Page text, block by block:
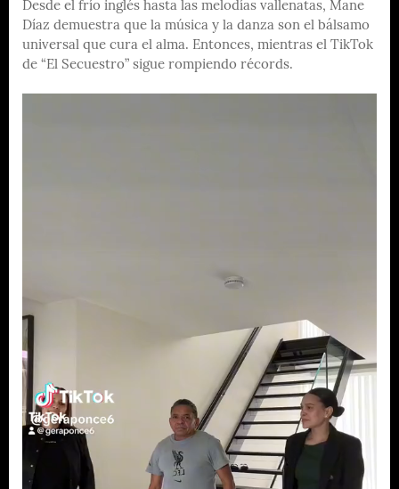
Desde el frío inglés hasta las melodías vallenatas, Mane
Díaz demuestra que la música y la danza son el bálsamo
universal que cura el alma. Entonces, mientras el TikTok
de “El Secuestro” sigue rompiendo récords.